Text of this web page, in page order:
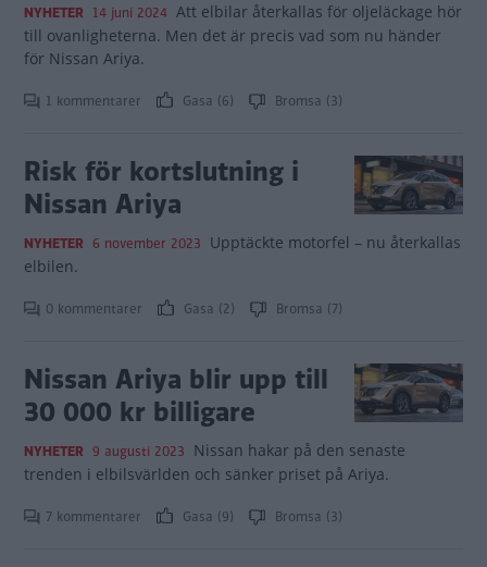
NYHETER 14 juni 2024 Att elbilar återkallas för oljeläckage hör
till ovanligheterna. Men det är precis vad som nu händer
för Nissan Ariya.
1 kommentarer Gasa (6) Bromsa (3)
Risk för kortslutning i
Nissan Ariya
NYHETER 6 november 2023 Upptäckte motorfel – nu återkallas
elbilen.
0 kommentarer Gasa (2) Bromsa (7)
Nissan Ariya blir upp till
30 000 kr billigare
NYHETER 9 augusti 2023 Nissan hakar på den senaste
trenden i elbilsvärlden och sänker priset på Ariya.
7 kommentarer Gasa (9) Bromsa (3)